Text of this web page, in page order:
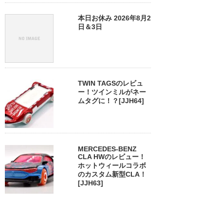
本日お休み 2026年8月2
日＆3日
TWIN TAGSのレビュ
ー！ツインミルがネー
ムタグに！？[JJH64]
MERCEDES-BENZ
CLA HWのレビュー！
ホットウィールコラボ
のカスタム新型CLA！
[JJH63]